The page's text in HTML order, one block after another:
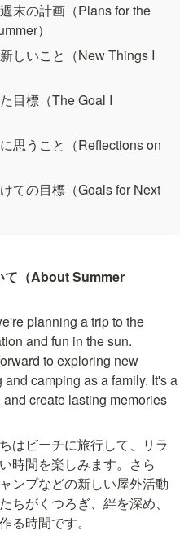
末の計画（Plans for the
）
しいこと（New Things I
目標（The Goal I
思うこと（Reflections on
ての目標（Goals for Next
て（About Summer
planning a trip to the
and fun in the sun.
to exploring new
camping as a family. It's a
create lasting memories
はビーチに旅行して、リラ
時間を楽しみます。さら
ンプなどの新しい屋外活動
ちがくつろぎ、絆を深め、
る時間です。